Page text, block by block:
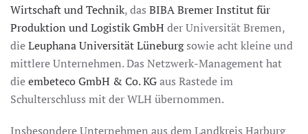
Wirtschaft und Technik, das BIBA Bremer Institut für
Produktion und Logistik GmbH der Universität Bremen,
dieLeuphana Universität Lüneburgsowie acht kleine und
mittlere Unternehmen. Das Netzwerk-Management hat
dieembeteco GmbH & Co. KGaus Rastede im
Schulterschluss mit der WLH übernommen.
Insbesondere Unternehmen aus dem Landkreis Harburg